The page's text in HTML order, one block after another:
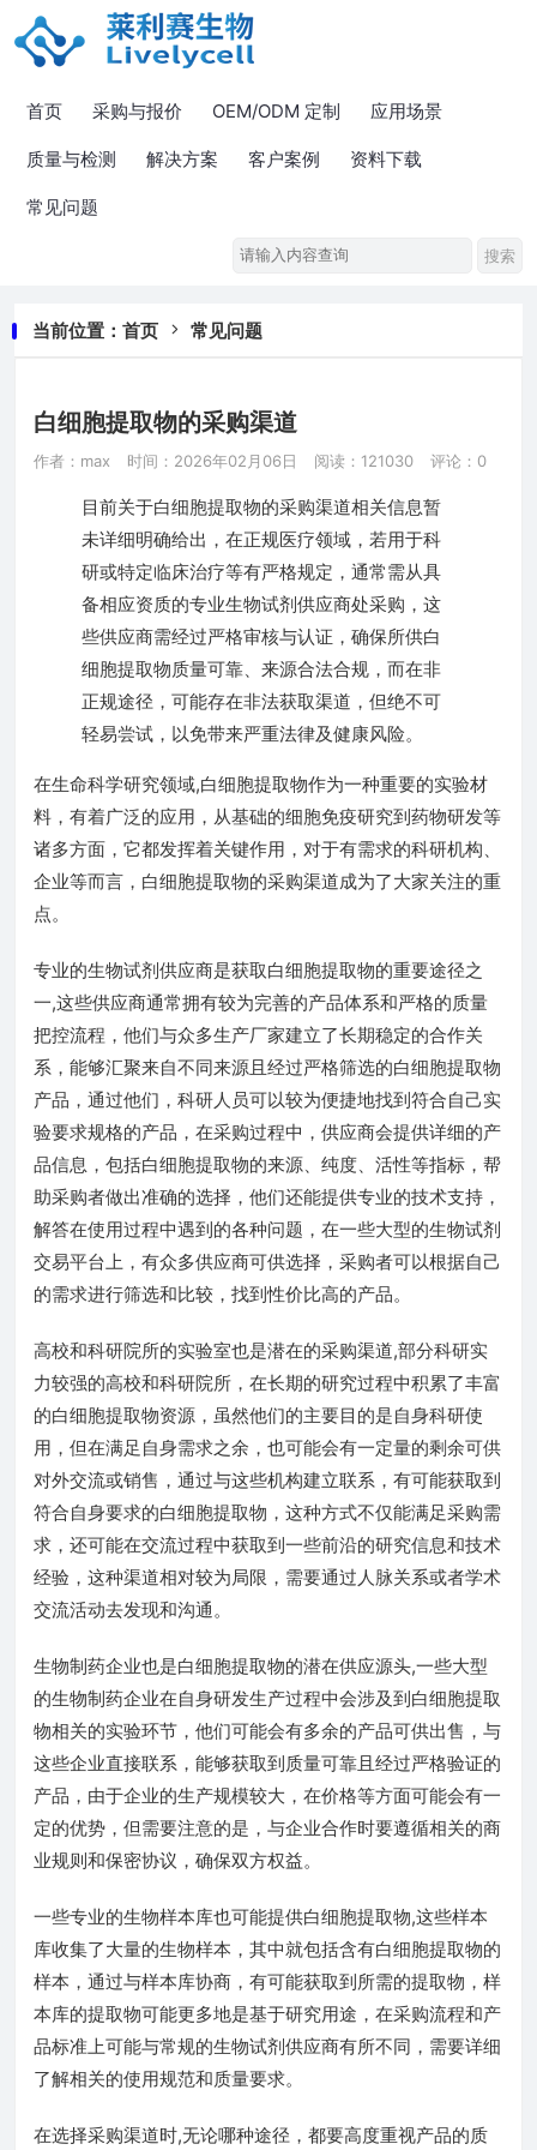
首页 采购与报价 OEM/ODM 定制 应用场景
质量与检测 解决方案 客户案例 资料下载
常见问题
当前位置： 首页 常见问题
白细胞提取物的采购渠道
作者：max 时间：2026年02月06日 阅读：121030 评论：0
目前关于白细胞提取物的采购渠道相关信息暂
未详细明确给出，在正规医疗领域，若用于科
研或特定临床治疗等有严格规定，通常需从具
备相应资质的专业生物试剂供应商处采购，这
些供应商需经过严格审核与认证，确保所供白
细胞提取物质量可靠、来源合法合规，而在非
正规途径，可能存在非法获取渠道，但绝不可
轻易尝试，以免带来严重法律及健康风险。
在生命科学研究领域,白细胞提取物作为一种重要的实验材
料，有着广泛的应用，从基础的细胞免疫研究到药物研发等
诸多方面，它都发挥着关键作用，对于有需求的科研机构、
企业等而言，白细胞提取物的采购渠道成为了大家关注的重
点。
专业的生物试剂供应商是获取白细胞提取物的重要途径之
一,这些供应商通常拥有较为完善的产品体系和严格的质量
把控流程，他们与众多生产厂家建立了长期稳定的合作关
系，能够汇聚来自不同来源且经过严格筛选的白细胞提取物
产品，通过他们，科研人员可以较为便捷地找到符合自己实
验要求规格的产品，在采购过程中，供应商会提供详细的产
品信息，包括白细胞提取物的来源、纯度、活性等指标，帮
助采购者做出准确的选择，他们还能提供专业的技术支持，
解答在使用过程中遇到的各种问题，在一些大型的生物试剂
交易平台上，有众多供应商可供选择，采购者可以根据自己
的需求进行筛选和比较，找到性价比高的产品。
高校和科研院所的实验室也是潜在的采购渠道,部分科研实
力较强的高校和科研院所，在长期的研究过程中积累了丰富
的白细胞提取物资源，虽然他们的主要目的是自身科研使
用，但在满足自身需求之余，也可能会有一定量的剩余可供
对外交流或销售，通过与这些机构建立联系，有可能获取到
符合自身要求的白细胞提取物，这种方式不仅能满足采购需
求，还可能在交流过程中获取到一些前沿的研究信息和技术
经验，这种渠道相对较为局限，需要通过人脉关系或者学术
交流活动去发现和沟通。
生物制药企业也是白细胞提取物的潜在供应源头,一些大型
的生物制药企业在自身研发生产过程中会涉及到白细胞提取
物相关的实验环节，他们可能会有多余的产品可供出售，与
这些企业直接联系，能够获取到质量可靠且经过严格验证的
产品，由于企业的生产规模较大，在价格等方面可能会有一
定的优势，但需要注意的是，与企业合作时要遵循相关的商
业规则和保密协议，确保双方权益。
一些专业的生物样本库也可能提供白细胞提取物,这些样本
库收集了大量的生物样本，其中就包括含有白细胞提取物的
样本，通过与样本库协商，有可能获取到所需的提取物，样
本库的提取物可能更多地是基于研究用途，在采购流程和产
品标准上可能与常规的生物试剂供应商有所不同，需要详细
了解相关的使用规范和质量要求。
在选择采购渠道时,无论哪种途径，都要高度重视产品的质